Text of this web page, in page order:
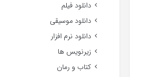
دانلود فیلم
دانلود موسیقی
دانلود نرم افزار
زیرنویس ها
کتاب و رمان